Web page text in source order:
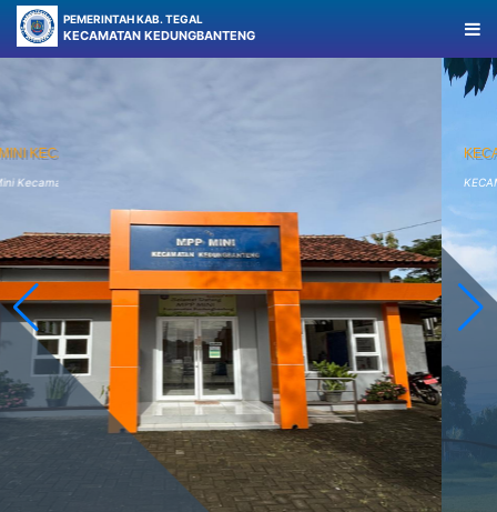
PEMERINTAH KAB. TEGAL
KECAMATAN KEDUNGBANTENG
KECAMATAN KEDUNGBANTENG
KECAMATAN KEDUNGBANTENG